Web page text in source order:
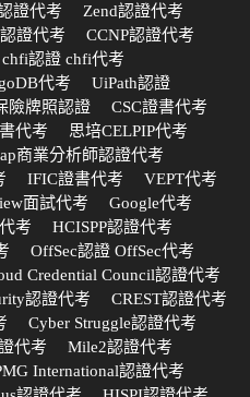
證代考
Zend認證代考
證代考
CCNP認證代考
chfi認證 chfi代考
代考
UiPath認證
險牌照認證
CSC證書代考
代考
思培CELPIP代考
商業分析師認證代考
IFIC證書代考
VEPT代考
面試代考
Google代考
考
HCISPP認證代考
OffSec認證 OffSec代考
Credential Council認證代考
認證代考
CREST認證代考
Cyber Struggle認證代考
代考
Mile2認證代考
International認證代考